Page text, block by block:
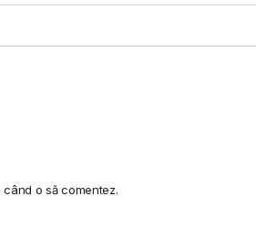
o să comentez.